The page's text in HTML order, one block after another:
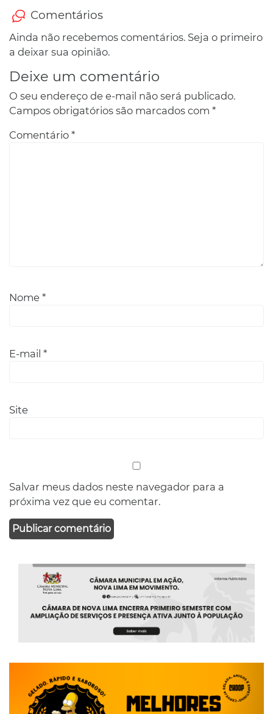
Comentários
Ainda não recebemos comentários. Seja o primeiro
a deixar sua opinião.
Deixe um comentário
O seu endereço de e-mail não será publicado.
Campos obrigatórios são marcados com *
Comentário *
Nome *
E-mail *
Site
Salvar meus dados neste navegador para a
próxima vez que eu comentar.